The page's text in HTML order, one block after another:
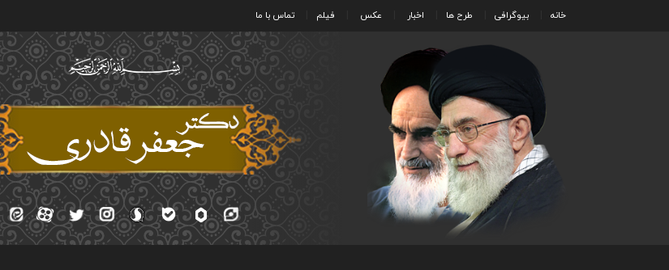
خانه بیوگرافی طرح ها اخبار عکس فیلم تماس با ما